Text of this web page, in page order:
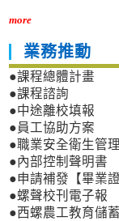
more
業務推動
●課程總體計畫
●課程諮詢
●中途離校填報
●員工協助方案
●職業安全衛生管理
●內部控制聲明書
●申請補發【畢業
●螺聲校刊電子報
●西螺農工教育儲